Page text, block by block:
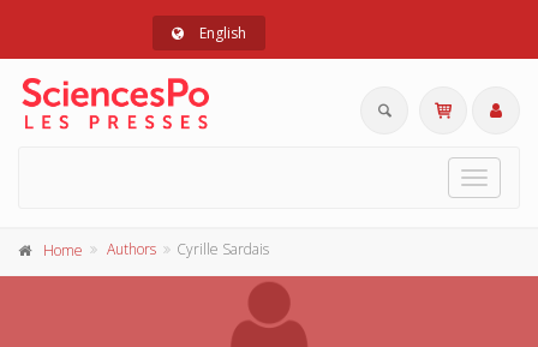
English
Toggle
Home Authors Cyrille Sardais